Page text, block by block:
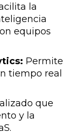
la
equipos
Permite
tiempo real
que
y la